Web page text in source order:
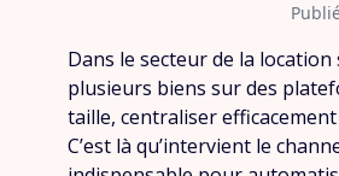
Dans le secteur de la
plusieurs biens sur des
taille, centraliser
C’est là qu’intervient le